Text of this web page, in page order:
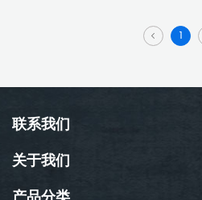
1
联系我们
关于我们